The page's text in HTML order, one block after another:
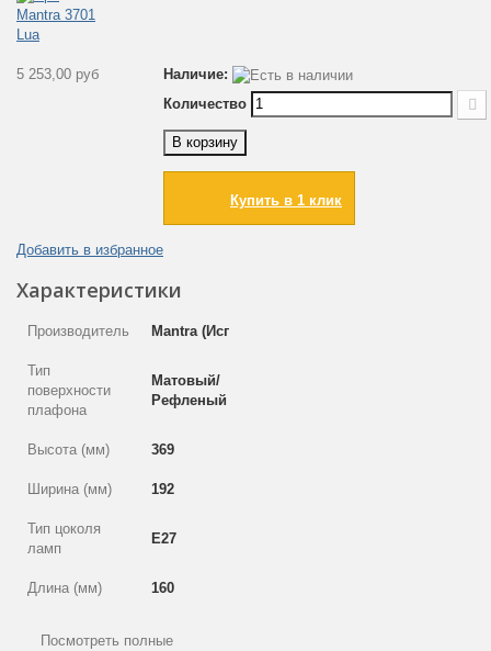
5 253,00 руб
Добавить в избранное
Наличие:
Количество
В корзину
Купить в 1 клик
Характеристики
Производитель Mantra (Испания)
Тип
поверхности
плафона
Матовый/
Рефленый
Высота (мм) 369
Ширина (мм) 192
Тип цоколя
ламп
E27
Длина (мм) 160
Посмотреть полные